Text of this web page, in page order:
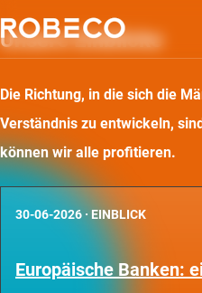
Unsere Einblicke
Die Richtung, in die sich die
Verständnis zu entwickeln,
können wir alle profitieren.
30-06-2026 · EINBLICK
Europäische Banken: